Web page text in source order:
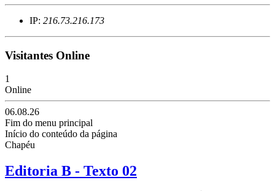
IP: 216.73.216.173
Visitantes Online
1
Online
06.08.26
Fim do menu principal
Início do conteúdo da página
Chapéu
Editoria B - Texto 02